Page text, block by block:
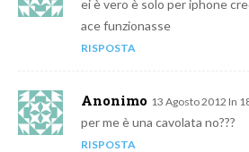
ei è vero è solo per iphone
ace funzionasse
RISPOSTA
Anonimo 13 Agosto 2012 In
per me è una cavolata no???
RISPOSTA